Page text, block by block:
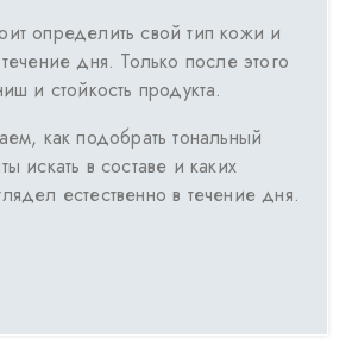
определить свой тип кожи и
дня. Только после этого
и стойкость продукта.
как подобрать тональный
искать в составе и каких
естественно в течение дня.